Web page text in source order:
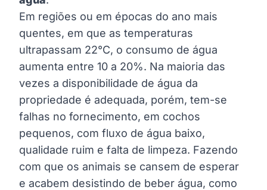
Em regiões ou em épocas do ano mais
quentes, em que as temperaturas
ultrapassam 22°C, o consumo de água
aumenta entre 10 a 20%. Na maioria das
vezes a disponibilidade de água da
propriedade é adequada, porém, tem-se
falhas no fornecimento, em cochos
pequenos, com fluxo de água baixo,
qualidade ruim e falta de limpeza. Fazendo
com que os animais se cansem de esperar
e acabem desistindo de beber água, como